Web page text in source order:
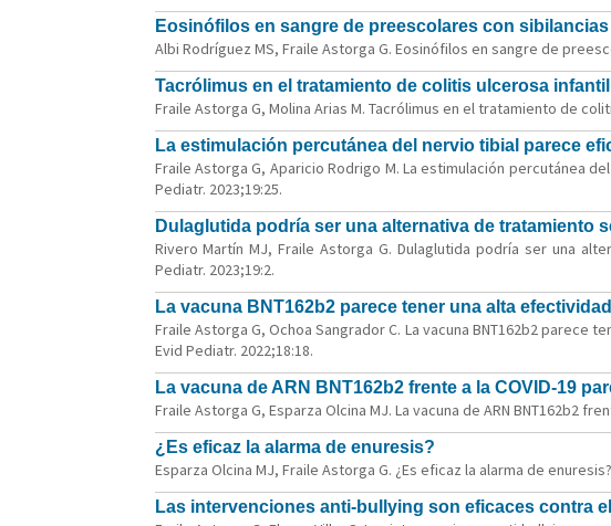
Eosinófilos en sangre de preescolares con
Albi Rodríguez MS, Fraile Astorga G. Eosinófilos en sangre de
Tacrólimus en el tratamiento de colitis ulcerosa
Fraile Astorga G, Molina Arias M. Tacrólimus en el tratamiento de
La estimulación percutánea del nervio tibial parece
Fraile Astorga G, Aparicio Rodrigo M. La estimulación percutánea
Pediatr. 2023;19:25.
Dulaglutida podría ser una alternativa de tratamiento
Rivero Martín MJ, Fraile Astorga G. Dulaglutida podría ser una
Pediatr. 2023;19:2.
La vacuna BNT162b2 parece tener una alta
Fraile Astorga G, Ochoa Sangrador C. La vacuna BNT162b2
Evid Pediatr. 2022;18:18.
La vacuna de ARN BNT162b2 frente a la COVID-19
Fraile Astorga G, Esparza Olcina MJ. La vacuna de ARN BNT162b2
¿Es eficaz la alarma de enuresis?
Esparza Olcina MJ, Fraile Astorga G. ¿Es eficaz la alarma de
Las intervenciones anti-bullying son eficaces contra